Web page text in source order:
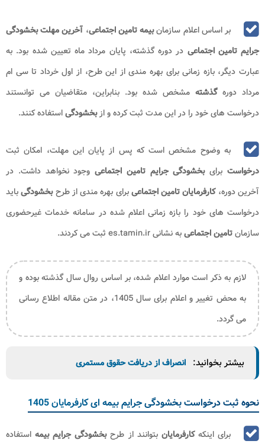
بر اساس اعلام سازمانبیمه تامین اجتماعی، آخرین مهلت بخشودگی
جرایم تامین اجتماعی در دوره گذشته، پایان مرداد ماه تعیین شده بود. به
عبارت دیگر، بازه زمانی برای بهره‌ مندی از این طرح، از اول خرداد تا سی‌ ام
مرداد دورهگذشته مشخص شده بود. بنابراین، متقاضیان می‌ توانستند
درخواست‌ های خود را در این مدت ثبت کرده و ازبخشودگیاستفاده کنند.
به وضوح مشخص است که پس از پایان این مهلت، امکان ثبت
درخواستبرایبخشودگی جرایم تامین اجتماعیوجود نخواهد داشت. در
آخرین دوره،کارفرمایان تامین اجتماعیبرای بهره‌ مندی از طرحبخشودگیباید
درخواست‌ های خود را بازه زمانی اعلام شده در سامانه خدمات غیرحضوری
سازمانتامین اجتماعیبه نشانی es.tamin.ir ثبت می‌ کردند.
لازم به ذکر است موارد اعلام شده، بر اساس روال سال گذشته بوده و
به محض تغییر و اعلام برای سال 1405، در متن مقاله اطلاع رسانی
می گردد.
بیشتر بخوانید: انصراف از دریافت حقوق مستمری
نحوه ثبت درخواست بخشودگی جرایم بیمه ای کارفرمایان 1405
برای اینکهکارفرمایانبتوانند از طرحبخشودگی جرایم بیمهاستفاده